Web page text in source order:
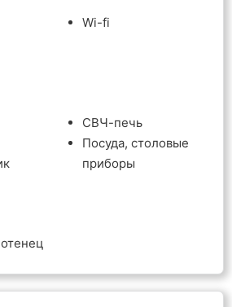
Wi-fi
СВЧ-печь
Посуда, столовые
приборы